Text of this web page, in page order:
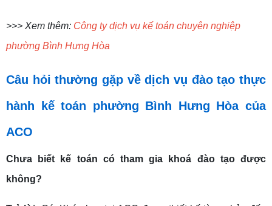
>>> Xem thêm: Công ty dịch vụ kế toán chuyên nghiệp
phường Bình Hưng Hòa
Câu hỏi thường gặp về dịch vụ đào tạo thực
hành kế toán phường Bình Hưng Hòa của
ACO
Chưa biết kế toán có tham gia khoá đào tạo được
không?